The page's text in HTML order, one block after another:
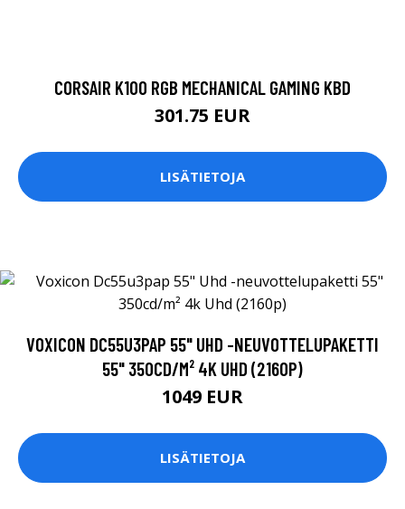
CORSAIR K100 RGB MECHANICAL GAMING KBD
301.75 EUR
LISÄTIETOJA
VOXICON DC55U3PAP 55" UHD -NEUVOTTELUPAKETTI
55" 350CD/M² 4K UHD (2160P)
1049 EUR
LISÄTIETOJA